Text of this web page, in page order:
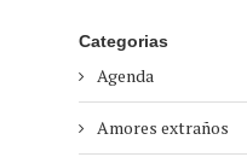
Categorias
Agenda
Amores extraños